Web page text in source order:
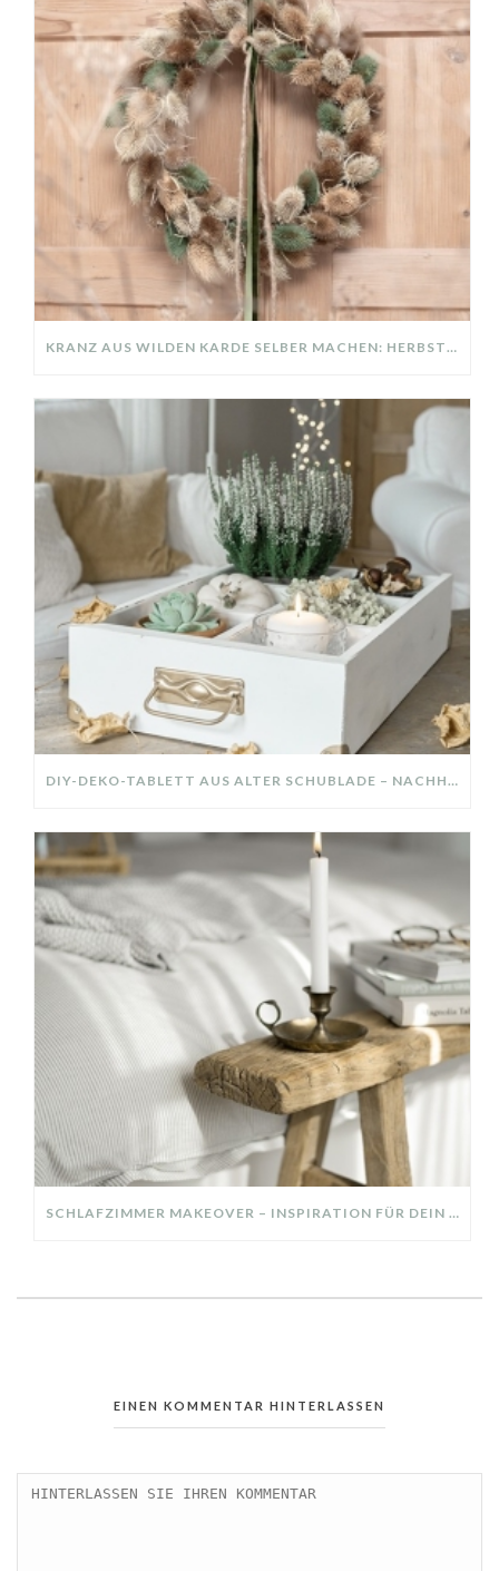
KRANZ AUS WILDEN KARDE SELBER MACHEN: HERBSTDEKO GANZ EINFACH
DIY-DEKO-TABLETT AUS ALTER SCHUBLADE – NACHHALTIGE HERBSTDEKO SELBER MACHEN!
SCHLAFZIMMER MAKEOVER – INSPIRATION FÜR DEIN SCHLAFZIMMER: AUS ALT MACH NEU – HELL, GEMÜTLICH UND EINLADEND
EINEN KOMMENTAR HINTERLASSEN